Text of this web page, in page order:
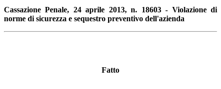
Cassazione Penale, 24 aprile 2013, n. 18603 - Violazione di
norme di sicurezza e sequestro preventivo dell'azienda
Fatto